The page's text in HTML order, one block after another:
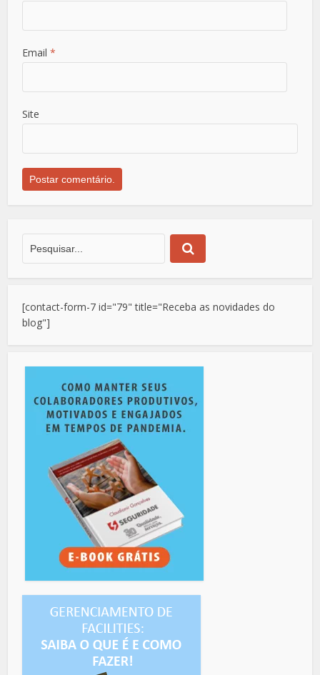
Email *
Site
[contact-form-7 id="79" title="Receba as novidades do
blog"]